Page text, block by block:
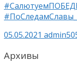
05.05.2021
Архивы